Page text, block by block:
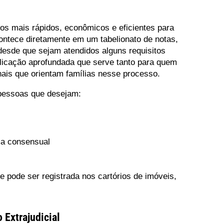
mais rápidos, econômicos e eficientes para
diretamente em um tabelionato de notas,
que sejam atendidos alguns requisitos
aprofundada que serve tanto para quem
que orientam famílias nesse processo.
que desejam:
consensual
pode ser registrada nos cartórios de imóveis,
Extrajudicial